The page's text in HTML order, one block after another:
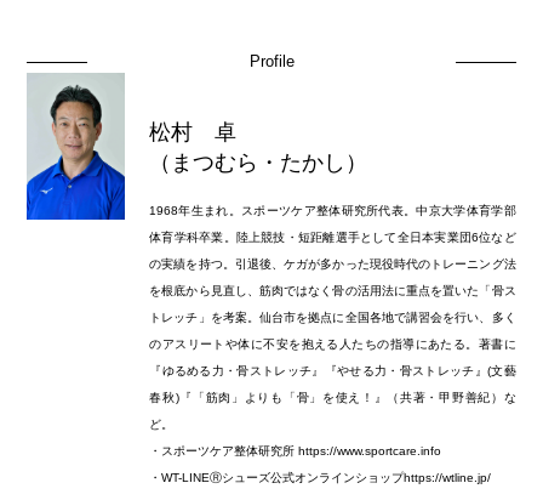
Profile
松村 卓
（まつむら・たかし）
1968年生まれ。スポーツケア整体研究所代表。中京大学体育学部
体育学科卒業。陸上競技・短距離選手として全日本実業団6位など
の実績を持つ。引退後、ケガが多かった現役時代のトレーニング法
を根底から見直し、筋肉ではなく骨の活用法に重点を置いた「骨ス
トレッチ」を考案。仙台市を拠点に全国各地で講習会を行い、多く
のアスリートや体に不安を抱える人たちの指導にあたる。著書に
『ゆるめる力・骨ストレッチ』『やせる力・骨ストレッチ』(文藝
春秋)『「筋肉」よりも「骨」を使え！』（共著・甲野善紀）な
ど。
・スポーツケア整体研究所 https://www.sportcare.info
・WT-LINEⓇシューズ公式オンラインショップhttps://wtline.jp/